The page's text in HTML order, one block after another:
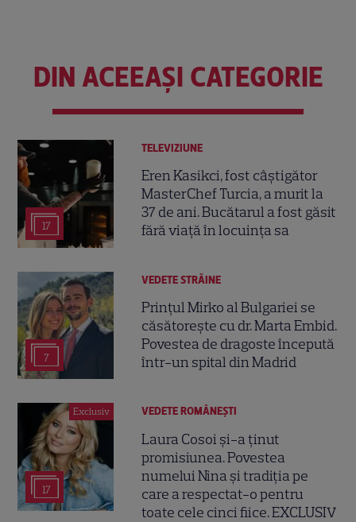
DIN ACEEAȘI CATEGORIE
17
TELEVIZIUNE
Eren Kasikci, fost câștigător
MasterChef Turcia, a murit la
37 de ani. Bucătarul a fost găsit
fără viață în locuința sa
7
VEDETE STRĂINE
Prințul Mirko al Bulgariei se
căsătorește cu dr. Marta Embid.
Povestea de dragoste începută
într-un spital din Madrid
Exclusiv
17
VEDETE ROMÂNEŞTI
Laura Cosoi și-a ținut
promisiunea. Povestea
numelui Nina și tradiția pe
care a respectat-o pentru
toate cele cinci fiice. EXCLUSIV